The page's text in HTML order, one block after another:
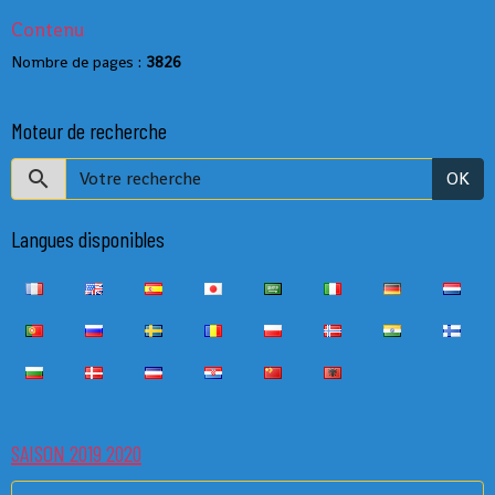
Contenu
Nombre de pages : 3826
Moteur de recherche
OK
Langues disponibles
SAISON 2019 2020